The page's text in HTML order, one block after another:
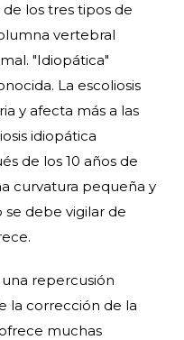
de los tres tipos de
vertebral
"Idiopática"
La escoliosis
y afecta más a las
idiopática
de los 10 años de
curvatura pequeña y
debe vigilar de
repercusión
la corrección de la
muchas